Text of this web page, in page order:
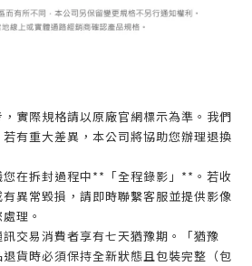
實際規格請以原廠官網標示為準。我們
有重大差異，本公司將協助您辦理退換
在拆封過程中**「全程錄影」**。若收
異常毀損，請即時聯繫客服並提供影像
理。
交易消費者享有七天猶豫期。「猶豫
貨時必須保持全新狀態且包裝完整（包